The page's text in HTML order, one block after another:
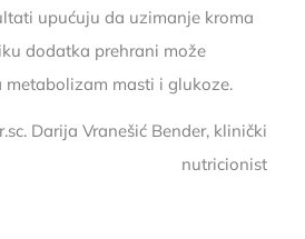
upućuju da uzimanje kroma
dodatka prehrani može
masti i glukoze.
Darija Vranešić Bender, klinički
nutricionist